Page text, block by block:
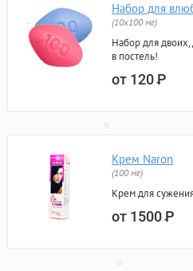
Набор для
(10х100 мг)
Набор для двоих,
в постель!
от 120Р
Крем Naron
(100 мг)
Крем для
от 1500Р